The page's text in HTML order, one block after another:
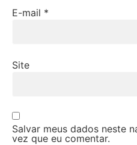
E-mail *
Site
Salvar meus dados neste
vez que eu comentar.